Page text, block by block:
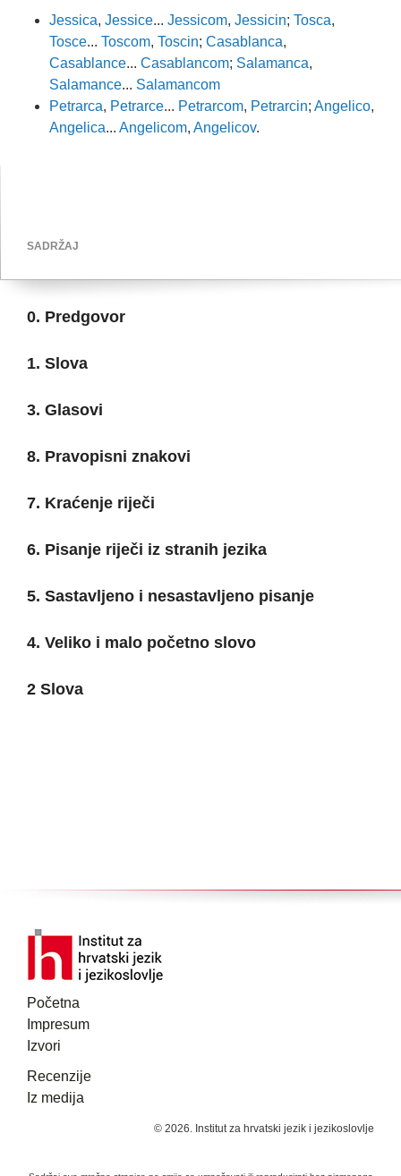
Jessica, Jessice... Jessicom, Jessicin; Tosca,
Tosce... Toscom, Toscin; Casablanca,
Casablance... Casablancom; Salamanca,
Salamance... Salamancom
Petrarca, Petrarce... Petrarcom, Petrarcin; Angelico,
Angelica... Angelicom, Angelicov.
SADRŽAJ
0. Predgovor
1. Slova
3. Glasovi
8. Pravopisni znakovi
7. Kraćenje riječi
6. Pisanje riječi iz stranih jezika
5. Sastavljeno i nesastavljeno pisanje
4. Veliko i malo početno slovo
2 Slova
Početna
Impresum
Izvori
Recenzije
Iz medija
© 2026. Institut za hrvatski jezik i jezikoslovlje